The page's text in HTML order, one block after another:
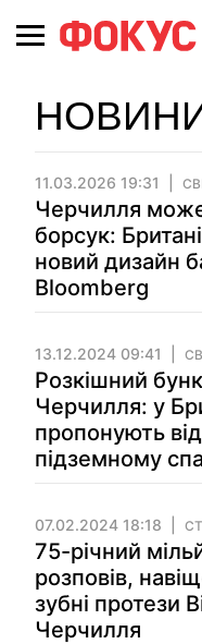
11.03.2026 19:31
Черчилля
борсук:
новий дизайн
Bloomberg
13.12.2024 09:41
Розкішний
Черчилля: у
пропонують
підземному
07.02.2024 18:18
75-річний
розповів,
зубні протези
Черчилля